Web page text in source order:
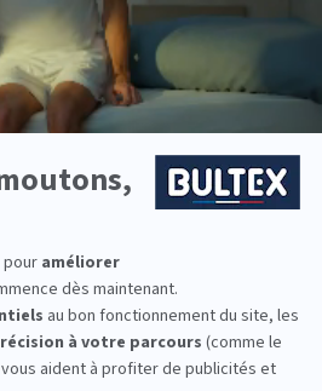
un sommeil fiable, nuit
besoin de soutien. Les
en plusieurs fermetés, et
sommier adapté optimise
pour un confort durable.
une chambre d’amis ou le lit
toute la famille avec des
pour durer.
18 599 personnes
LA LITERIE
: essayez